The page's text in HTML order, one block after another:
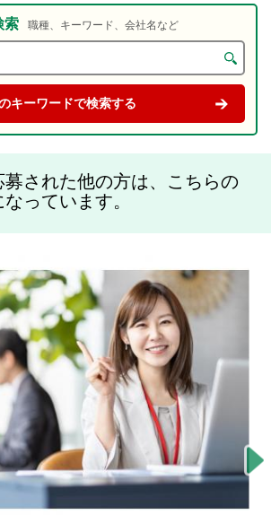
索 職種、キーワード、会社名など
募された他の方は、こちらの
っています。